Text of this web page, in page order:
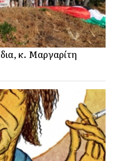
κ. Μαργαρίτη